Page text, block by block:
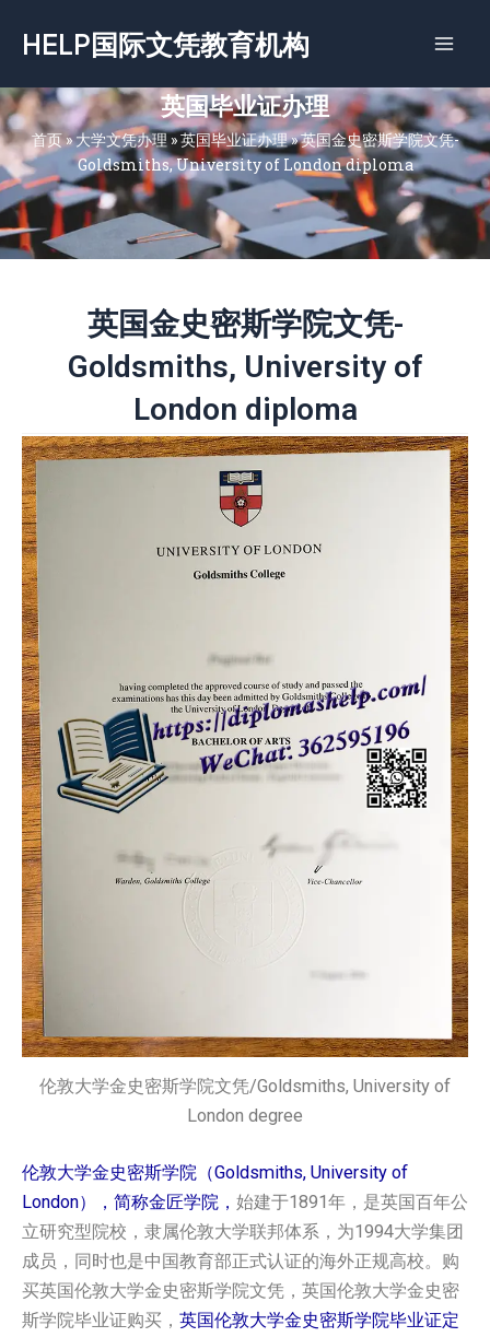
容
HELP国际文凭教育机构
英国毕业证办理
首页»大学文凭办理»英国毕业证办理»英国金史密斯学院文凭-
Goldsmiths, University of London diploma
英国金史密斯学院文凭-
Goldsmiths, University of
London diploma
伦敦大学金史密斯学院文凭/Goldsmiths, University of
London degree
伦敦大学金史密斯学院（Goldsmiths, University of
London），简称金匠学院， 始建于1891年，是英国百年公
立研究型院校，隶属伦敦大学联邦体系，为1994大学集团
成员，同时也是中国教育部正式认证的海外正规高校。购
买英国‌伦敦大学金史密斯学院‌‌‌‌‌文凭，英国‌伦敦大学金史密
斯学院‌‌‌‌‌毕业证购买， 英国‌伦敦大学金史密斯学院‌‌‌‌‌毕业证定